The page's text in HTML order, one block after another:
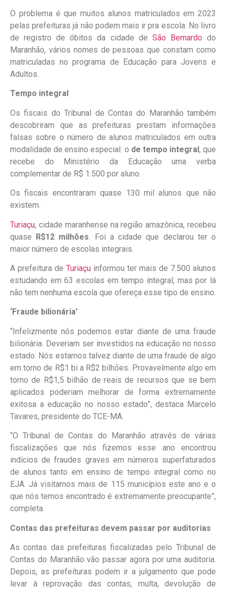
O problema é que muitos alunos matriculados em 2023
pelas prefeituras já não podem mais ir pra escola. No livro
de registro de óbitos da cidade de São Bernardo do
Maranhão, vários nomes de pessoas que constam como
matriculadas no programa de Educação para Jovens e
Adultos.
Tempo integral
Os fiscais do Tribunal de Contas do Maranhão também
descobriram que as prefeituras prestam informações
falsas sobre o número de alunos matriculados em outra
modalidade de ensino especial: o de tempo integral, que
recebe do Ministério da Educação uma verba
complementar de R$ 1.500 por aluno.
Os fiscais encontraram quase 130 mil alunos que não
existem.
Turiaçu, cidade maranhense na região amazônica, recebeu
quase R$12 milhões . Foi a cidade que declarou ter o
maior número de escolas integrais.
A prefeitura de Turiaçu informou ter mais de 7.500 alunos
estudando em 63 escolas em tempo integral, mas por lá
não tem nenhuma escola que ofereça esse tipo de ensino.
‘Fraude bilionária’
“Infelizmente nós podemos estar diante de uma fraude
bilionária. Deveriam ser investidos na educação no nosso
estado. Nós estamos talvez diante de uma fraude de algo
em torno de R$1 bi a R$2 bilhões. Provavelmente algo em
torno de R$1,5 bilhão de reais de recursos que se bem
aplicados poderiam melhorar de forma extremamente
exitosa a educação no nosso estado”, destaca Marcelo
Tavares, presidente do TCE-MA.
“O Tribunal de Contas do Maranhão através de várias
fiscalizações que nós fizemos esse ano encontrou
indícios de fraudes graves em números superfaturados
de alunos tanto em ensino de tempo integral como no
EJA. Já visitamos mais de 115 municípios este ano e o
que nós temos encontrado é extremamente preocupante”,
completa.
Contas das prefeituras devem passar por auditorias
As contas das prefeituras fiscalizadas pelo Tribunal de
Contas do Maranhão vão passar agora por uma auditoria.
Depois, as prefeituras podem ir a julgamento que pode
levar à reprovação das contas, multa, devolução de